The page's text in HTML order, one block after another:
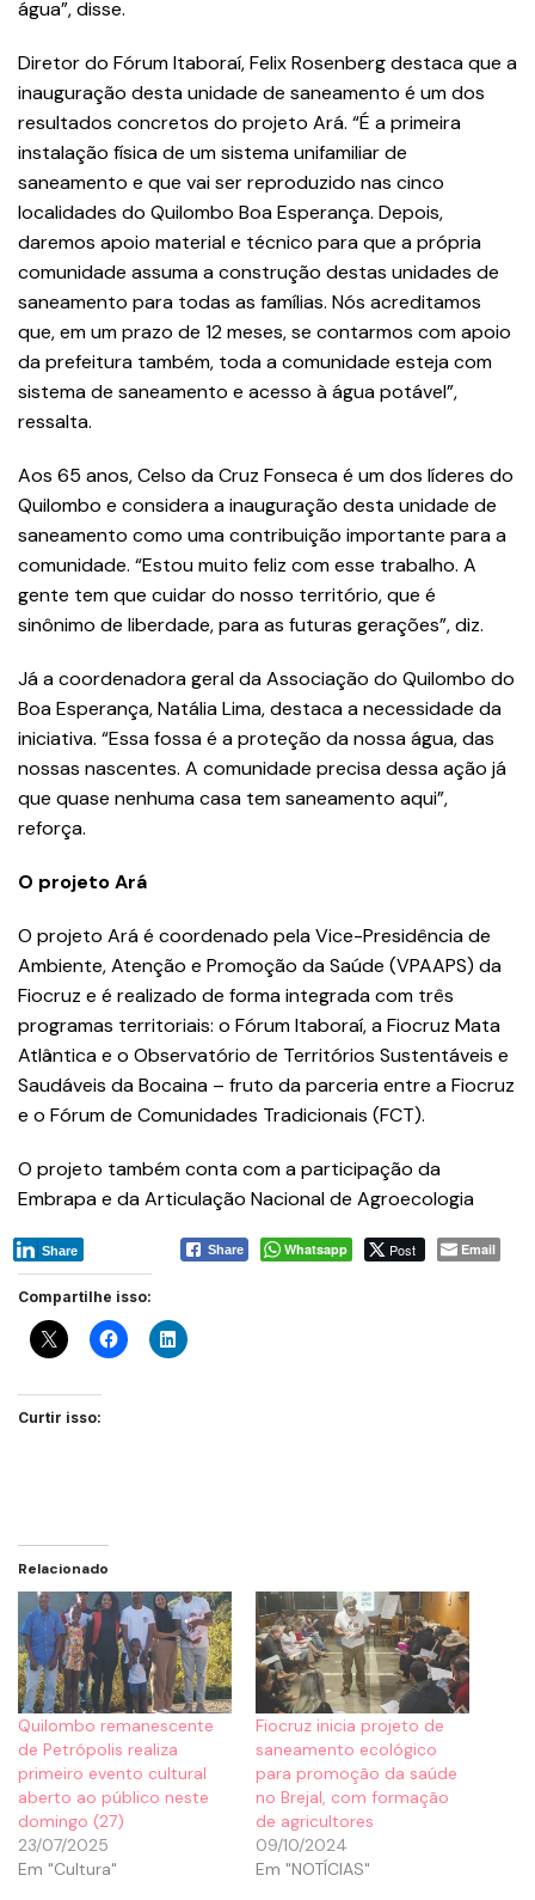
água”, disse.
Diretor do Fórum Itaboraí, Felix Rosenberg destaca que a
inauguração desta unidade de saneamento é um dos
resultados concretos do projeto Ará. “É a primeira
instalação física de um sistema unifamiliar de
saneamento e que vai ser reproduzido nas cinco
localidades do Quilombo Boa Esperança. Depois,
daremos apoio material e técnico para que a própria
comunidade assuma a construção destas unidades de
saneamento para todas as famílias. Nós acreditamos
que, em um prazo de 12 meses, se contarmos com apoio
da prefeitura também, toda a comunidade esteja com
sistema de saneamento e acesso à água potável”,
ressalta.
Aos 65 anos, Celso da Cruz Fonseca é um dos líderes do
Quilombo e considera a inauguração desta unidade de
saneamento como uma contribuição importante para a
comunidade. “Estou muito feliz com esse trabalho. A
gente tem que cuidar do nosso território, que é
sinônimo de liberdade, para as futuras gerações”, diz.
Já a coordenadora geral da Associação do Quilombo do
Boa Esperança, Natália Lima, destaca a necessidade da
iniciativa. “Essa fossa é a proteção da nossa água, das
nossas nascentes. A comunidade precisa dessa ação já
que quase nenhuma casa tem saneamento aqui”,
reforça.
O projeto Ará
O projeto Ará é coordenado pela Vice-Presidência de
Ambiente, Atenção e Promoção da Saúde (VPAAPS) da
Fiocruz e é realizado de forma integrada com três
programas territoriais: o Fórum Itaboraí, a Fiocruz Mata
Atlântica e o Observatório de Territórios Sustentáveis e
Saudáveis da Bocaina – fruto da parceria entre a Fiocruz
e o Fórum de Comunidades Tradicionais (FCT).
O projeto também conta com a participação da
Embrapa e da Articulação Nacional de Agroecologia
Share Whatsapp Post Email
Share
Compartilhe isso:
Curtir isso:
Relacionado
Quilombo remanescente
de Petrópolis realiza
primeiro evento cultural
aberto ao público neste
domingo (27)
23/07/2025
Em "Cultura"
Fiocruz inicia projeto de
saneamento ecológico
para promoção da saúde
no Brejal, com formação
de agricultores
09/10/2024
Em "NOTÍCIAS"